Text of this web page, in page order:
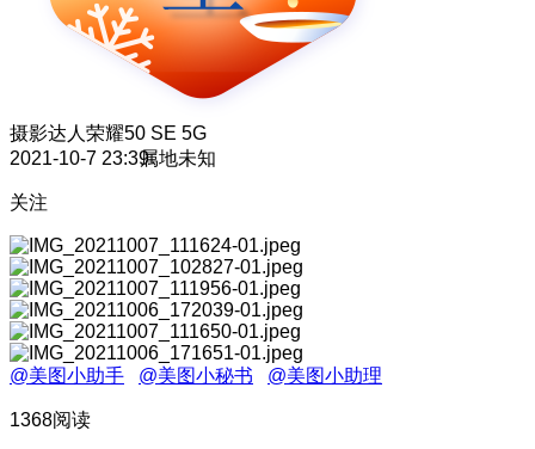
摄影达人 荣耀50 SE 5G
2021-10-7 23:39属地未知
关注
@美图小助手 @美图小秘书 @美图小助理
1368阅读